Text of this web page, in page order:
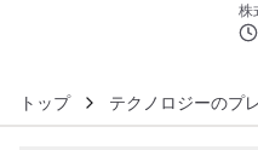
株
トップ テクノロジーのプ